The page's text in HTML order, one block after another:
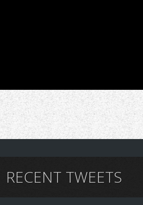
RECENT TWEETS